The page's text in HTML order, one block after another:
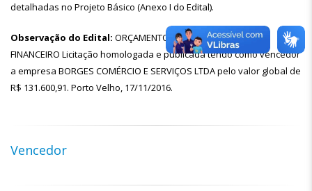
detalhadas no Projeto Básico (Anexo I do Edital).
Observação do Edital: ORÇAMENTO CRONOGRAMA FÍSICO-
FINANCEIRO Licitação homologada e publicada tendo como vencedor
a empresa BORGES COMÉRCIO E SERVIÇOS LTDA pelo valor global de
R$ 131.600,91. Porto Velho, 17/11/2016.
Vencedor